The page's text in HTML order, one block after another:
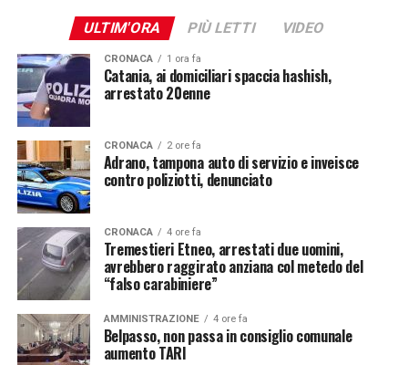
ULTIM'ORA PIÙ LETTI VIDEO
CRONACA 1 ora fa
Catania, ai domiciliari spaccia hashish,
arrestato 20enne
CRONACA 2 ore fa
Adrano, tampona auto di servizio e inveisce
contro poliziotti, denunciato
CRONACA 4 ore fa
Tremestieri Etneo, arrestati due uomini,
avrebbero raggirato anziana col metedo del
“falso carabiniere”
AMMINISTRAZIONE 4 ore fa
Belpasso, non passa in consiglio comunale
aumento TARI